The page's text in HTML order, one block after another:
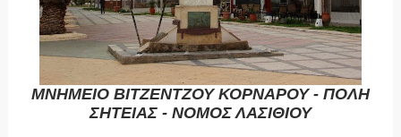
ΜΝΗΜΕΙΟ ΒΙΤΖΕΝΤΖΟΥ ΚΟΡΝΑΡΟΥ - ΠΟΛΗ
ΣΗΤΕΙΑΣ - ΝΟΜΟΣ ΛΑΣΙΘΙΟΥ